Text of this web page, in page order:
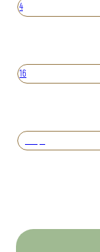
4
16